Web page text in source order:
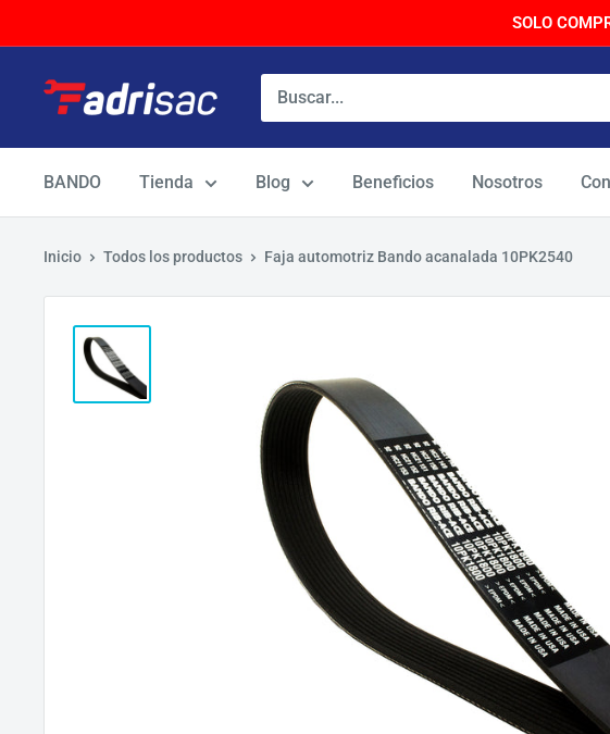
directamente
contenido
SOLO
BANDO Tienda Blog Beneficios Nosotros
Inicio Todos los productos Faja automotriz Bando acanalada 10PK2540